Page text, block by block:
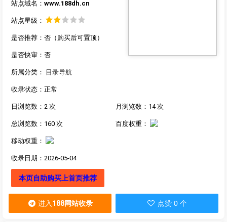
站点域名： www.188dh.cn
站点星级：
是否推荐：否（购买后可置顶）
是否快审：否
所属分类： 目录导航
收录状态：正常
日浏览数：2 次 月浏览数：14 次
总浏览数：160 次 百度权重：
移动权重：
收录日期：2026-05-04
本页自助购买上首页推荐
进入 188网站收录 点赞 0 个